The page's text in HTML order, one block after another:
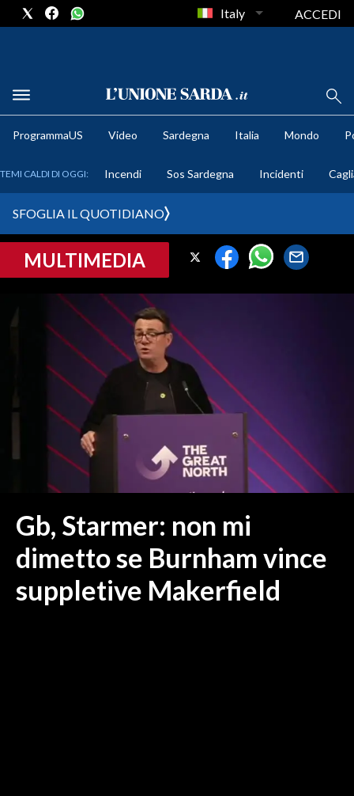
METEO
CRONACA SARDEGNA
PROVINCIA DI CAGLIARI
SULCIS IGLESIENTE
MEDIO CAMPIDANO
ORISTANO E PROVINCIA
SASSARI E PROVINCIA
NUORO E PROVINCIA
CRONACA
ITALIA
MONDO
Italy ACCEDI
ProgrammaUS Video Sardegna Italia Mondo
TEMI CALDI DI OGGI: Incendi Sos Sardegna Incidenti
SFOGLIA IL QUOTIDIANO
MULTIMEDIA
Gb, Starmer: non mi
dimetto se Burnham vince
suppletive Makerfield